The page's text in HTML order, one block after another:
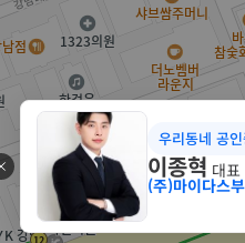
우리동네 공
이종혁 대표